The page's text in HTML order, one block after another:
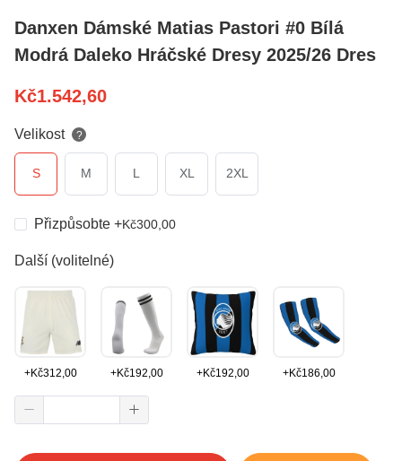
Danxen Dámské Matias Pastori #0 Bílá
Modrá Daleko Hráčské Dresy 2025/26 Dres
Kč1.542,60
Velikost ?
S M L XL 2XL
Přizpůsobte +Kč300,00
Další (volitelné)
+Kč312,00 +Kč192,00 +Kč192,00 +Kč186,00